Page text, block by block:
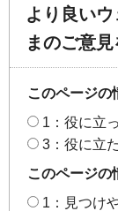
より良い
まのご意
このページの
1：役に立
3：役に立
このページの
1：見つけ